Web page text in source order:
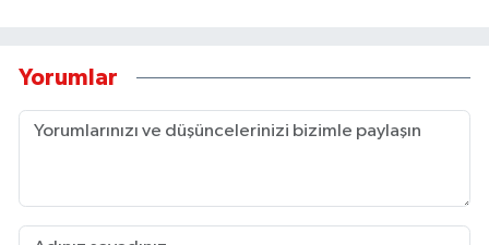
Yorumlar